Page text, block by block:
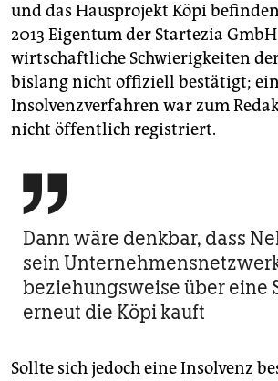
und das Hausprojekt Köpi
2013 Eigentum der Startezia
wirtschaftliche Schwierigkeiten
bislang nicht offiziell bestätigt; ein
Insolvenzverfahren war zum
nicht öffentlich registriert.

Dann wäre denkbar, dass
sein
beziehungsweise über eine
erneut die Köpi kauft
Sollte sich jedoch eine Insolvenz